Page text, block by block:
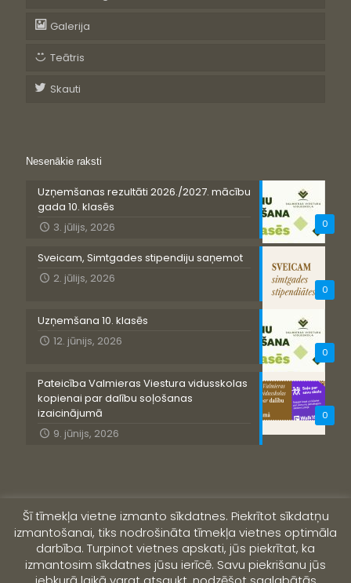
Galerija
Teātris
Skauti
Nesenākie raksti
0
Uzņemšanas rezultāti 2026./2027. mācību
gada 10. klasēs
3. jūlijs, 2026
0
Sveicam, Simtgades stipendiju saņemot
2. jūlijs, 2026
0
Uzņemšana 10. klasēs
12. jūnijs, 2026
0
Pateicība Valmieras Viestura vidusskolas
kopienai par dalību soļošanas
izaicinājumā
9. jūnijs, 2026
Šī tīmekļa vietne izmanto sīkdatnes. Piekrītot sīkdatņu
izmantošanai, tiks nodrošināta tīmekļa vietnes optimāla
darbība. Turpinot vietnes apskati, jūs piekrītat, ka
izmantosim sīkdatnes jūsu ierīcē. Savu piekrišanu jūs